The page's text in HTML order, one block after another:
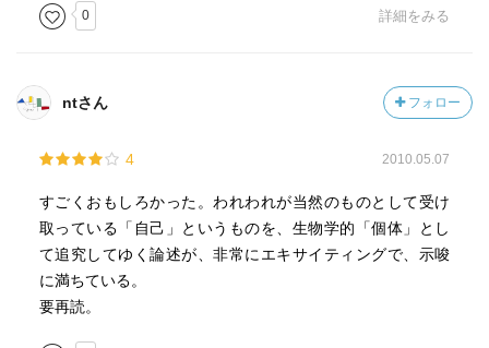
0 詳細をみる
ntさん フォロー
4 2010.05.07
すごくおもしろかった。われわれが当然のものとして受け
取っている「自己」というものを、生物学的「個体」とし
て追究してゆく論述が、非常にエキサイティングで、示唆
に満ちている。
要再読。